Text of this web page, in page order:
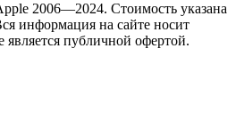
2006—2024. Стоимость указана
информация на сайте носит
является публичной офертой.